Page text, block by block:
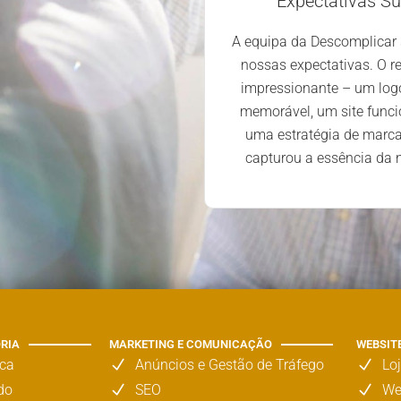
e integração de
renovaram a imagem da
a com a sua visão e
elevou-nos a um novo
novas perspetivas.
A equipa da
nossas expectativas. O
impressionante – um
memorável, um site
uma estratégia de
capturou a essência da
MARKETING E COMUNICAÇÃO
Anúncios e Gestão de Tráfego
SEO